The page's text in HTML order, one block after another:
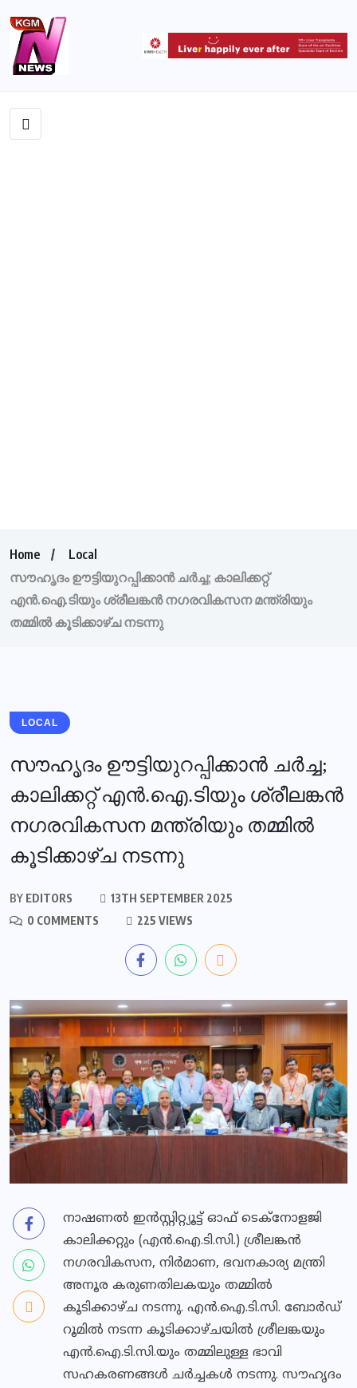
Home
Local
സൗഹൃദം ഊട്ടിയുറപ്പിക്കാൻ ചർച്ച; കാലിക്കറ്റ്
എൻ.ഐ.ടിയും ശ്രീലങ്കൻ നഗരവികസന മന്ത്രിയും
തമ്മിൽ കൂടിക്കാഴ്ച നടന്നു
LOCAL
സൗഹൃദം ഊട്ടിയുറപ്പിക്കാൻ ചർച്ച;
കാലിക്കറ്റ് എൻ.ഐ.ടിയും ശ്രീലങ്കൻ
നഗരവികസന മന്ത്രിയും തമ്മിൽ
കൂടിക്കാഴ്ച നടന്നു
BY EDITORS
13TH SEPTEMBER 2025
0 COMMENTS
225 VIEWS
നാഷണൽ ഇൻസ്റ്റിറ്റ്യൂട്ട് ഓഫ് ടെക്നോളജി
കാലിക്കറ്റും (എൻ.ഐ.ടി.സി.) ശ്രീലങ്കൻ
നഗരവികസന, നിർമാണ, ഭവനകാര്യ മന്ത്രി
അനൂര കരുണതിലകയും തമ്മിൽ
കൂടിക്കാഴ്ച നടന്നു. എൻ.ഐ.ടി.സി. ബോർഡ്
റൂമിൽ നടന്ന കൂടിക്കാഴ്ചയിൽ ശ്രീലങ്കയും
എൻ.ഐ.ടി.സി.യും തമ്മിലുള്ള ഭാവി
സഹകരണങ്ങൾ ചർച്ചകൾ നടന്നു. സൗഹൃദം